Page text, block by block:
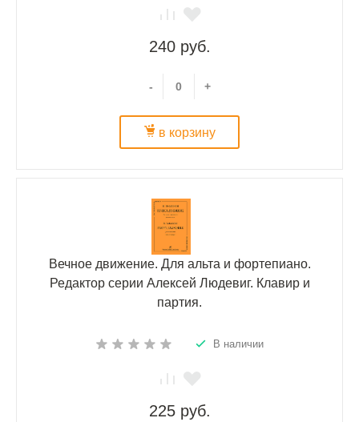
240 руб.
- +
в корзину
Вечное движение. Для альта и фортепиано.
Редактор серии Алексей Людевиг. Клавир и
партия.
В наличии
225 руб.